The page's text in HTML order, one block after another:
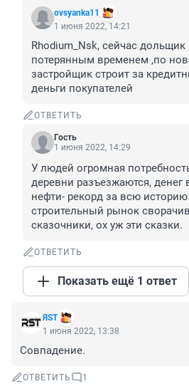
ovsyanka11
1 июня 2022, 14:21
Rhodium_Nsk, сейчас дольщик
потерянным временем ,по
застройщик строит за
деньги покупателей
ОТВЕТИТЬ
Гость
1 июня 2022, 14:29
У людей огромная
деревни разъезжаются, денег
нефти- рекорд за всю историю
строительный рынок
сказочники, ох уж эти сказки.
ОТВЕТИТЬ
Показать ещё 1 ответ
ЯST
1 июня 2022, 13:38
Совпадение.
ОТВЕТИТЬ 1